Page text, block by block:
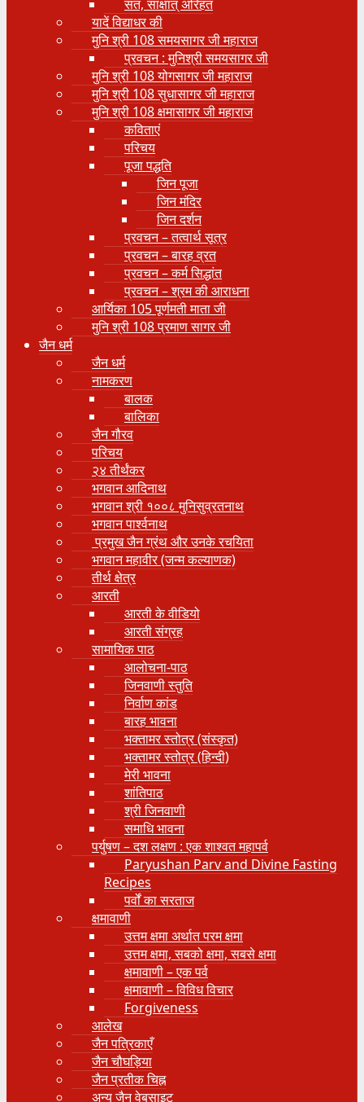
संत, साक्षात् अरिहंत
यादें विद्याधर की
मुनि श्री 108 समयसागर जी महाराज
प्रवचन : मुनिश्री समयसागर जी
मुनि श्री 108 योगसागर जी महाराज
मुनि श्री 108 सुधासागर जी महाराज
मुनि श्री 108 क्षमासागर जी महाराज
कविताएं
परिचय
पूजा पद्धति
जिन पूजा
जिन मंदिर
जिन दर्शन
प्रवचन – तत्वार्थ सूत्र
प्रवचन – बारह व्रत
प्रवचन – कर्म सिद्धांत
प्रवचन – श्रम की आराधना
आर्यिका 105 पूर्णमती माता जी
मुनि श्री 108 प्रमाण सागर जी
जैन धर्म
जैन धर्म
नामकरण
बालक
बालिका
जैन गौरव
परिचय
२४ तीर्थंकर
भगवान आदिनाथ
भगवान श्री १००८ मुनिसुव्रतनाथ
भगवान पार्श्वनाथ
प्रमुख जैन ग्रंथ और उनके रचयिता
भगवान महावीर (जन्म कल्याणक)
तीर्थ क्षेत्र
आरती
आरती के वीडियो
आरती संग्रह
सामायिक पाठ
आलोचना-पाठ
जिनवाणी स्तुति
निर्वाण कांड
बारह भावना
भक्तामर स्तोत्र (संस्कृत)
भक्तामर स्तोत्र (हिन्दी)
मेरी भावना
शांतिपाठ
श्री जिनवाणी
समाधि भावना
पर्युषण – दश लक्षण : एक शाश्वत महापर्व
Paryushan Parv and Divine Fasting
Recipes
पर्वों का सरताज
क्षमावाणी
उत्तम क्षमा अर्थात परम क्षमा
उत्तम क्षमा, सबको क्षमा, सबसे क्षमा
क्षमावाणी – एक पर्व
क्षमावाणी – विविध विचार
Forgiveness
आलेख
जैन पत्रिकाएँ
जैन चौघड़िया
जैन प्रतीक चिह्न
अन्य जैन वेबसाइट